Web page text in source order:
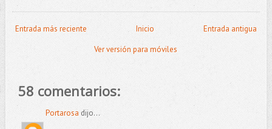
Entrada más reciente Entrada antigua
Inicio
Ver versión para móviles
58 comentarios:
Portarosa dijo...